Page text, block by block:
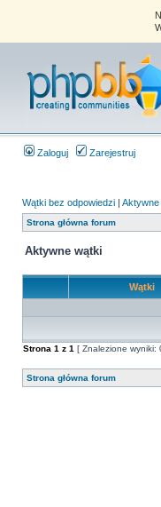
Zaloguj Zarejestruj
Wątki bez odpowiedzi | Aktywne
Strona główna forum
Aktywne wątki
Wątki
Strona 1 z 1 [ Znalezione wyniki:
Strona główna forum